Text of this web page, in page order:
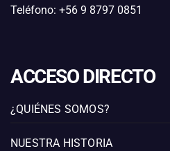
Teléfono: +56 9 8797 0851
ACCESO DIRECTO
¿QUIÉNES SOMOS?
NUESTRA HISTORIA